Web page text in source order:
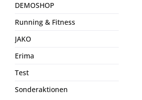
DEMOSHOP
Running & Fitness
JAKO
Erima
Test
Sonderaktionen